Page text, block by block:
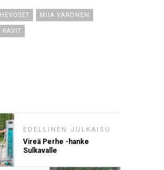
HEVOSET MIIA VARONEN
RAVIT
EDELLINEN JULKAISU
Vireä Perhe -hanke
Sulkavalle